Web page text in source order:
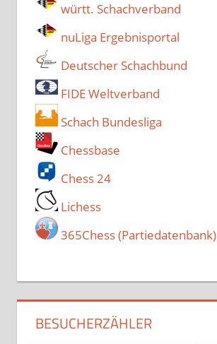
württ. Schachverband
nuLiga Ergebnisportal
Deutscher Schachbund
FIDE Weltverband
Schach Bundesliga
Chessbase
Chess 24
Lichess
365Chess (Partiedatenbank)
BESUCHERZÄHLER